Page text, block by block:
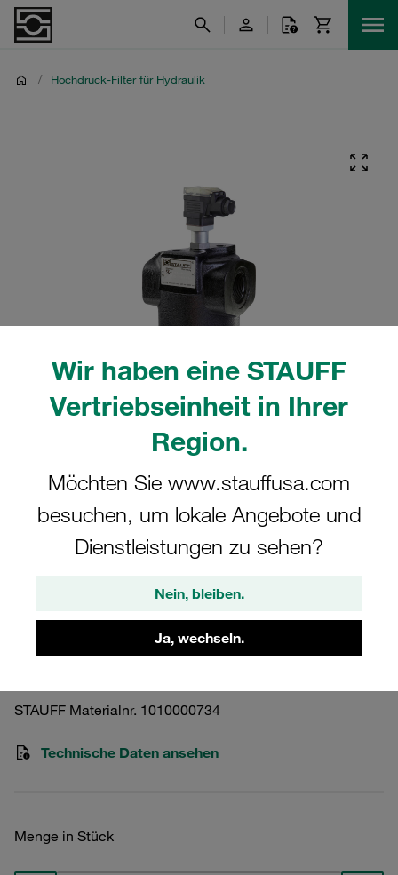
Wir haben eine STAUFF
Vertriebseinheit in Ihrer
Region.
Möchten Sie www.stauffusa.com
besuchen, um lokale Angebote und
Dienstleistungen zu sehen?
Nein, bleiben.
Ja, wechseln.
/ Hochdruck-Filter für Hydraulik
Bitte beachten Sie: Das Bild dient nur zur Veranschaulichung und kann vom
tatsächlichen Produkt abweichen.
Hochdruckfiltergehäuse Betriebsdruck
<420 bar
STAUFF Materialnr. 1010000734
Technische Daten ansehen
Menge in Stück